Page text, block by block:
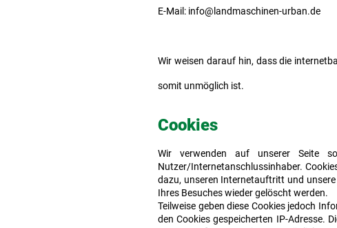
E-Mail: info@landmaschinen-urban.de
Wir weisen darauf hin, dass die
somit unmöglich ist.
Cookies
Wir verwenden auf unserer Seite
Nutzer/Internetanschlussinhaber.
dazu, unseren Internetauftritt und unsere
Ihres Besuches wieder gelöscht werden.
Teilweise geben diese Cookies jedoch
den Cookies gespeicherten IP-Adresse.